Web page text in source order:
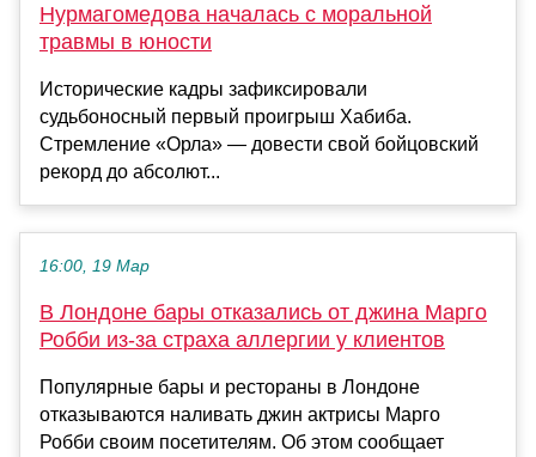
Нурмагомедова началась с моральной
травмы в юности
Исторические кадры зафиксировали
судьбоносный первый проигрыш Хабиба.
Стремление «Орла» — довести свой бойцовский
рекорд до абсолют...
16:00, 19 Мар
В Лондоне бары отказались от джина Марго
Робби из-за страха аллергии у клиентов
Популярные бары и рестораны в Лондоне
отказываются наливать джин актрисы Марго
Робби своим посетителям. Об этом сообщает